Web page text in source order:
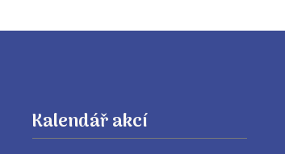
Kalendář akcí